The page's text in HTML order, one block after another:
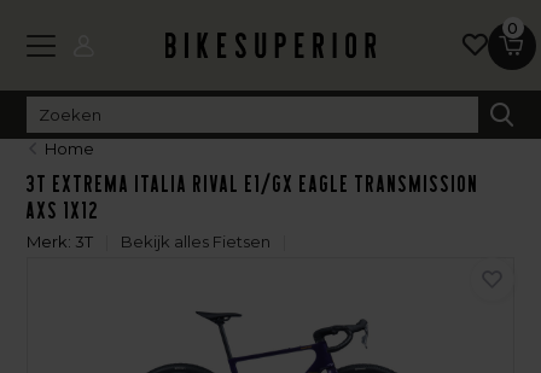
0
Home
3T Extrema Italia Rival E1/GX Eagle Transmission
AXS 1X12
Merk: 3T Bekijk alles Fietsen